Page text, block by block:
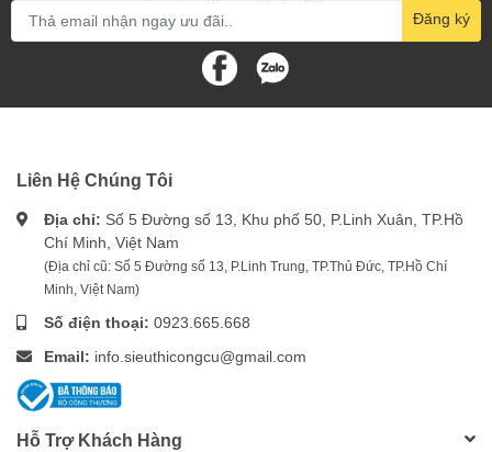
Đăng ký
Liên Hệ Chúng Tôi
Địa chỉ: Số 5 Đường số 13, Khu phố 50, P.Linh Xuân, TP.Hồ
Chí Minh, Việt Nam
(Địa chỉ cũ: Số 5 Đường số 13, P.Linh Trung, TP.Thủ Đức, TP.Hồ Chí
Minh, Việt Nam)
Số điện thoại: 0923.665.668
Email: info.sieuthicongcu@gmail.com
Hỗ Trợ Khách Hàng